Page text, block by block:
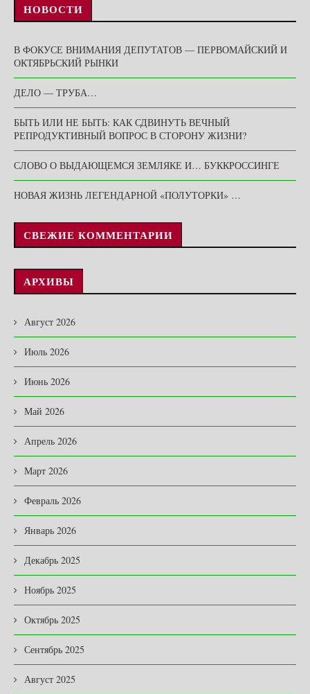
НОВОСТИ
В ФОКУСЕ ВНИМАНИЯ ДЕПУТАТОВ — ПЕРВОМАЙСКИЙ И
ОКТЯБРЬСКИЙ РЫНКИ
ДЕЛО — ТРУБА…
БЫТЬ ИЛИ НЕ БЫТЬ: КАК СДВИНУТЬ ВЕЧНЫЙ
РЕПРОДУКТИВНЫЙ ВОПРОС В СТОРОНУ ЖИЗНИ?
СЛОВО О ВЫДАЮЩЕМСЯ ЗЕМЛЯКЕ И… БУККРОССИНГЕ
НОВАЯ ЖИЗНЬ ЛЕГЕНДАРНОЙ «ПОЛУТОРКИ» …
СВЕЖИЕ КОММЕНТАРИИ
АРХИВЫ
Август 2026
Июль 2026
Июнь 2026
Май 2026
Апрель 2026
Март 2026
Февраль 2026
Январь 2026
Декабрь 2025
Ноябрь 2025
Октябрь 2025
Сентябрь 2025
Август 2025